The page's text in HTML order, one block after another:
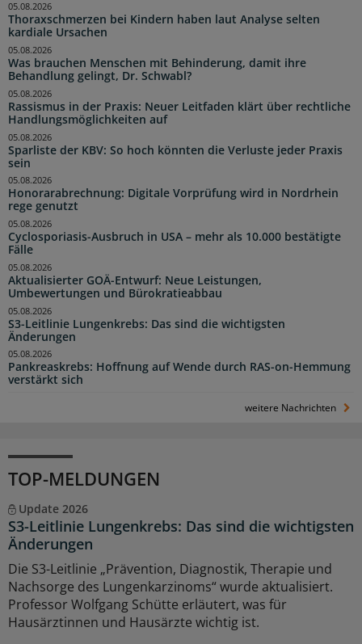
Thoraxschmerzen bei Kindern haben laut Analyse selten
kardiale Ursachen
05.08.2026
Was brauchen Menschen mit Behinderung, damit ihre
Behandlung gelingt, Dr. Schwabl?
05.08.2026
Rassismus in der Praxis: Neuer Leitfaden klärt über rechtliche
Handlungsmöglichkeiten auf
05.08.2026
Sparliste der KBV: So hoch könnten die Verluste jeder Praxis
sein
05.08.2026
Honorarabrechnung: Digitale Vorprüfung wird in Nordrhein
rege genutzt
05.08.2026
Cyclosporiasis-Ausbruch in USA – mehr als 10.000 bestätigte
Fälle
05.08.2026
Aktualisierter GOÄ-Entwurf: Neue Leistungen,
Umbewertungen und Bürokratieabbau
05.08.2026
S3-Leitlinie Lungenkrebs: Das sind die wichtigsten
Änderungen
05.08.2026
Pankreaskrebs: Hoffnung auf Wende durch RAS-on-Hemmung
verstärkt sich
05.08.2026
weitere Nachrichten
TOP-MELDUNGEN
Update 2026
S3-Leitlinie Lungenkrebs: Das sind die wichtigsten
Änderungen
Die S3-Leitlinie „Prävention, Diagnostik, Therapie und
Nachsorge des Lungenkarzinoms“ wurde aktualisiert.
Professor Wolfgang Schütte erläutert, was für
Hausärztinnen und Hausärzte wichtig ist.